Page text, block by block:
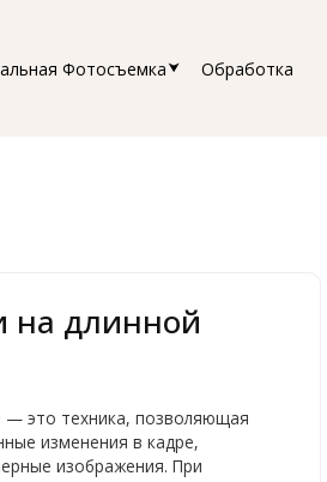
Фотосъемка Обработка
на длинной
это техника, позволяющая
изменения в кадре,
изображения. При